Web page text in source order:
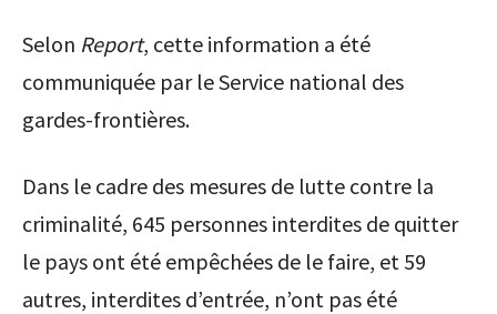
Selon Report, cette information a été
communiquée par le Service national des
gardes-frontières.
Dans le cadre des mesures de lutte contre la
criminalité, 645 personnes interdites de quitter
le pays ont été empêchées de le faire, et 59
autres, interdites d’entrée, n’ont pas été